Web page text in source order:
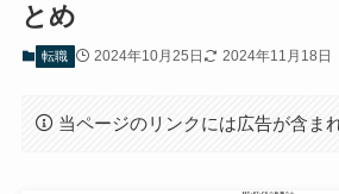
とめ
転職 2024年10月25日 2024年11月18日
当ページのリンクには広告が含ま